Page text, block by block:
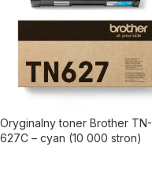
Oryginalny toner Brother TN-
627C – cyan (10 000 stron)